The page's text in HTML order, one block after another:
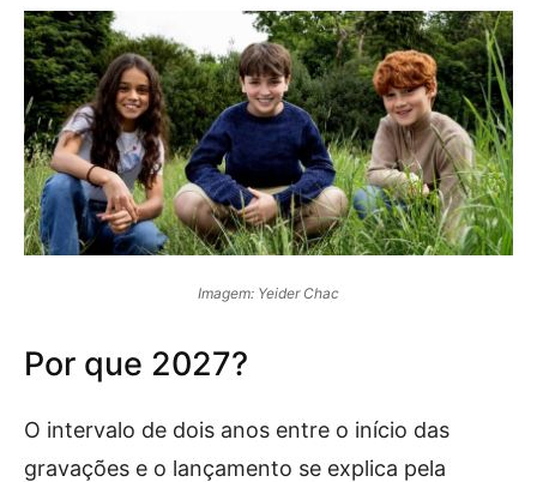
Imagem: Yeider Chac
Por que 2027?
O intervalo de dois anos entre o início das
gravações e o lançamento se explica pela